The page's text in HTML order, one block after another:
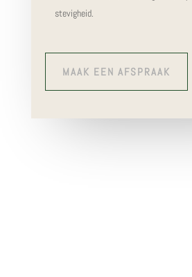
stevigheid.
MAAK EEN AFSPRAAK